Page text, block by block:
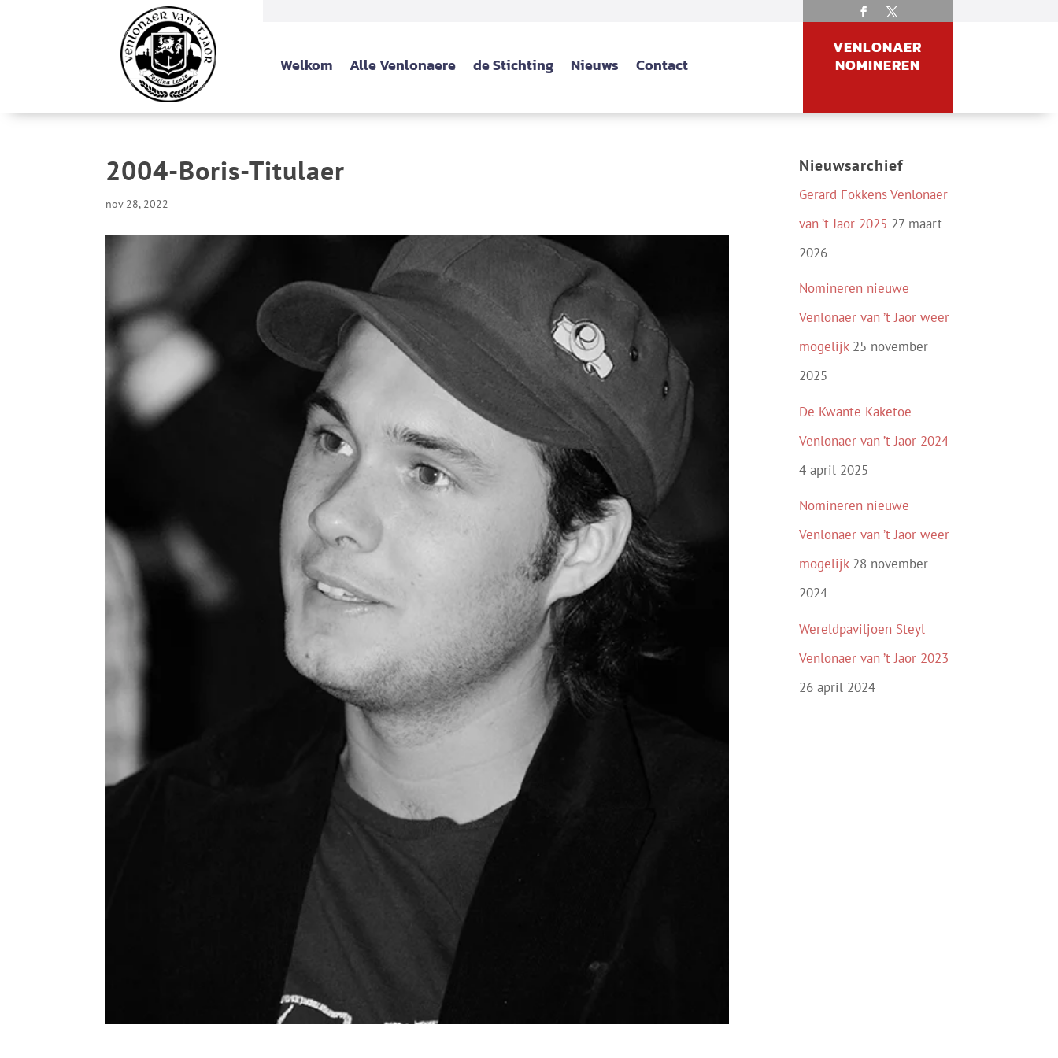
Welkom Alle Venlonaere de Stichting Nieuws Contact
VENLONAER
NOMINEREN
2004-Boris-Titulaer
nov 28, 2022
Nieuwsarchief
Gerard Fokkens Venlonaer
van ’t Jaor 2025 27 maart
2026
Nomineren nieuwe
Venlonaer van ’t Jaor weer
mogelijk 25 november
2025
De Kwante Kaketoe
Venlonaer van ’t Jaor 2024
4 april 2025
Nomineren nieuwe
Venlonaer van ’t Jaor weer
mogelijk 28 november
2024
Wereldpaviljoen Steyl
Venlonaer van ’t Jaor 2023
26 april 2024